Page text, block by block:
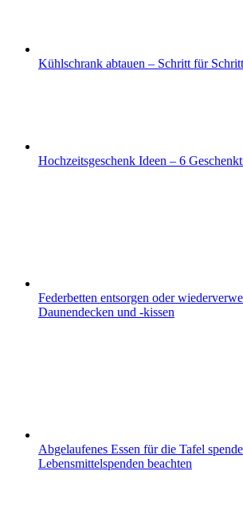
Kühlschrank abtauen – Schritt für
Hochzeitsgeschenk Ideen – 6
Federbetten entsorgen oder
Daunendecken und -kissen
Abgelaufenes Essen für die Tafel
Lebensmittelspenden beachten